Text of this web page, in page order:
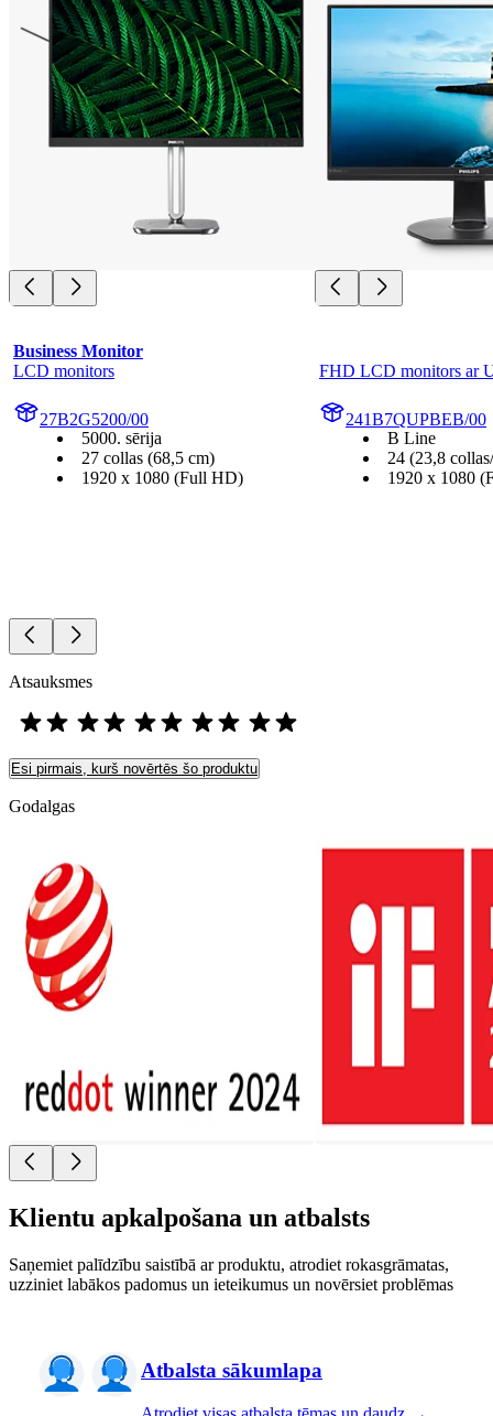
Business Monitor
LCD monitors
27B2G5200/00
5000. sērija
27 collas (68,5 cm)
1920 x 1080 (Full HD)
FHD LCD monitors ar
241B7QUPBEB/00
B Line
24 (23,8
1920 x 1080
Atsauksmes
Esi pirmais, kurš novērtēs šo produktu
Godalgas
Klientu apkalpošana un atbalsts
Saņemiet palīdzību saistībā ar produktu, atrodiet rokasgrāmatas,
uzziniet labākos padomus un ieteikumus un novērsiet problēmas
Atbalsta sākumlapa